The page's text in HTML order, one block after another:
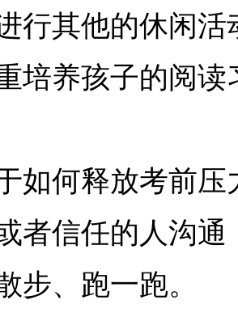
行其他的休闲
培养孩子的阅
如何释放考前
者信任的人沟
步、跑一跑。